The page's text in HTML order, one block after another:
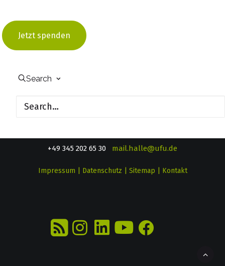
Jetzt spenden
Search
Standort Berlin
+49 345 202 65 30 mail.halle@ufu.de
Impressum Datenschutz Sitemap Kontakt